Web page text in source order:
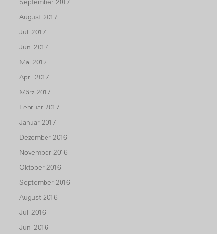
September 2017
August 2017
Juli 2017
Juni 2017
Mai 2017
April 2017
März 2017
Februar 2017
Januar 2017
Dezember 2016
November 2016
Oktober 2016
September 2016
August 2016
Juli 2016
Juni 2016